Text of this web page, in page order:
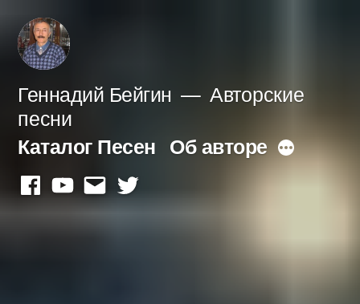
Перейти
содержимому
Геннадий Бейгин
Авторские
песни
Каталог Песен Об авторе Больше
facebook
youtube
mail twitter